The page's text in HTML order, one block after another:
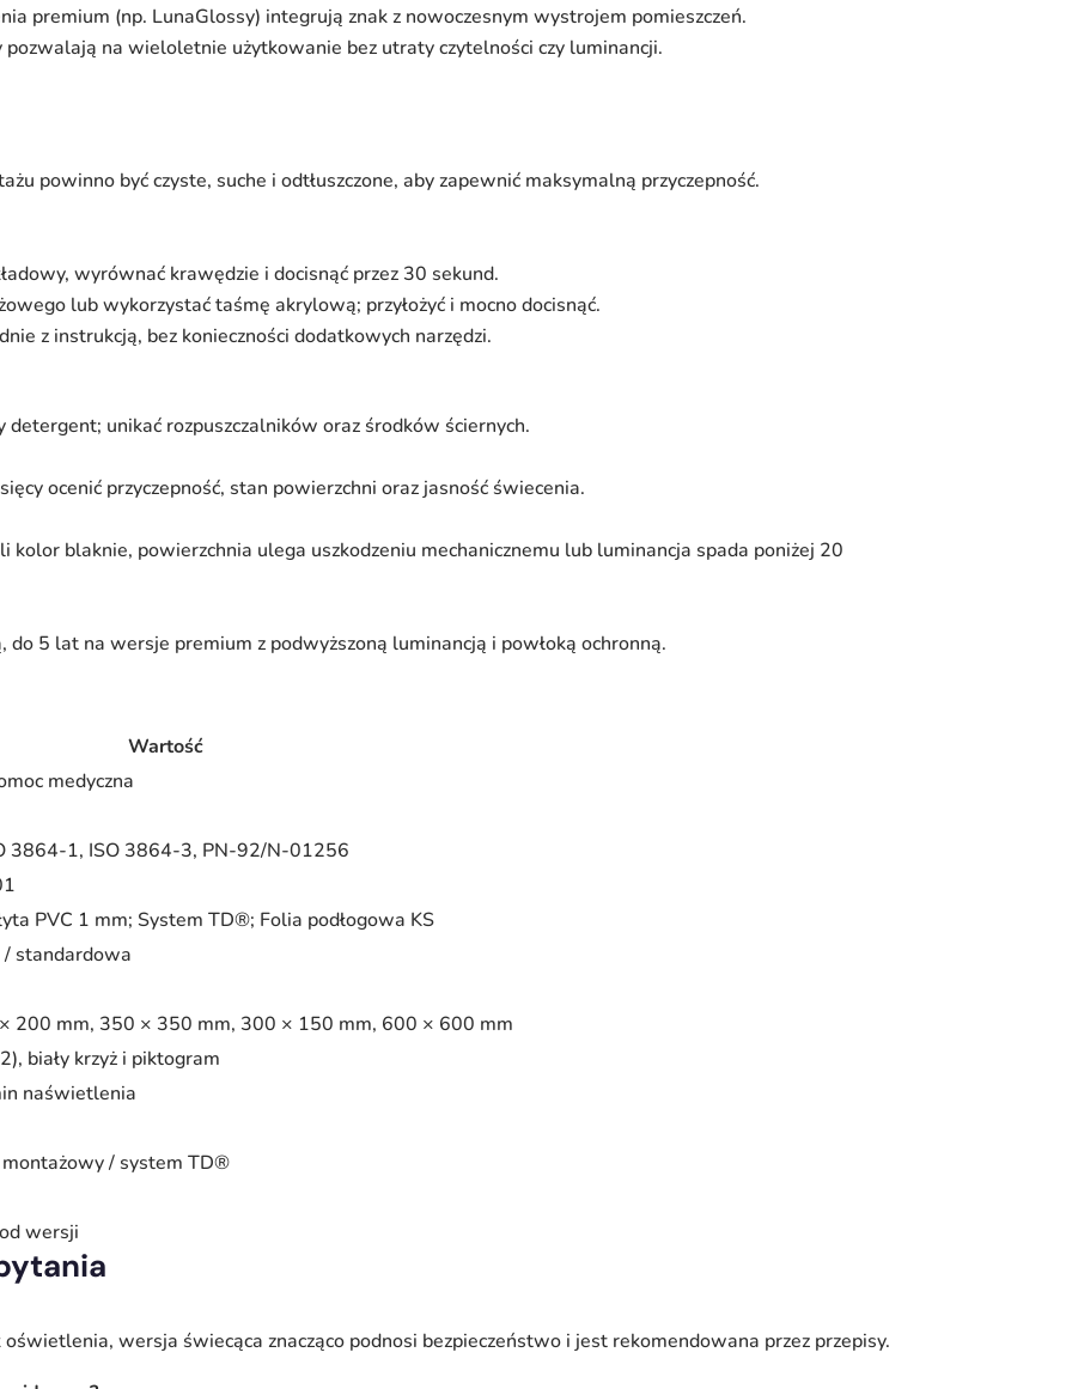
premium (np. LunaGlossy) integrują znak z nowoczesnym wystrojem pomieszczeń.
pozwalają na wieloletnie użytkowanie bez utraty czytelności czy luminancji.
powinno być czyste, suche i odtłuszczone, aby zapewnić maksymalną przyczepność.
wyrównać krawędzie i docisnąć przez 30 sekund.
lub wykorzystać taśmę akrylową; przyłożyć i mocno docisnąć.
z instrukcją, bez konieczności dodatkowych narzędzi.
detergent; unikać rozpuszczalników oraz środków ściernych.
ocenić przyczepność, stan powierzchni oraz jasność świecenia.
kolor blaknie, powierzchnia ulega uszkodzeniu mechanicznemu lub luminancja spada poniżej 20
5 lat na wersje premium z podwyższoną luminancją i powłoką ochronną.
Wartość
medyczna
3864-1, ISO 3864-3, PN-92/N-01256
PVC 1 mm; System TD®; Folia podłogowa KS
/ standardowa
200 mm, 350 × 350 mm, 300 × 150 mm, 600 × 600 mm
biały krzyż i piktogram
naświetlenia
/ system TD®
wersji
wersja świecąca znacząco podnosi bezpieczeństwo i jest rekomendowana przez przepisy.